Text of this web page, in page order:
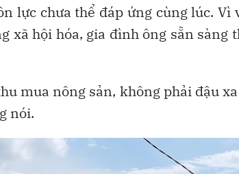
lực chưa thể đáp ứng cùng lúc. Vì
xã hội hóa, gia đình ông sẵn sàng
mua nông sản, không phải đậu
nói.